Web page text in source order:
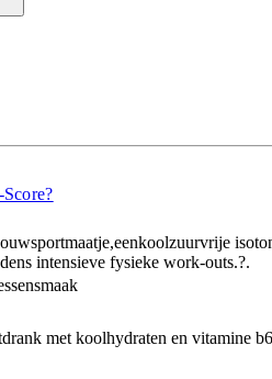
intensieve fysieke work-outs.?.
met koolhydraten en vitamine b6